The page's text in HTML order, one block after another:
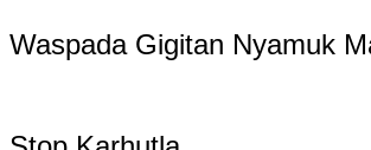
Waspada Gigitan Nyamuk